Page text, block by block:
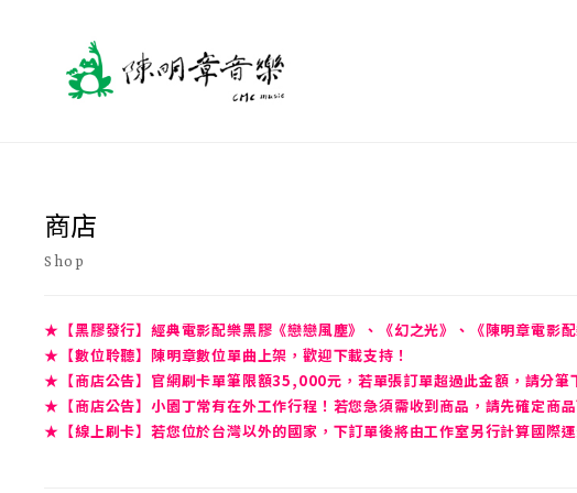
商店
Shop
★【黑膠發行】經典電影配樂黑膠《戀戀風塵》、《幻之光》、《陳明章電影
★【數位聆聽】陳明章數位單曲上架，歡迎下載支持！
★【商店公告】官網刷卡單筆限額35,000元，若單張訂單超過此金額，請分筆
★【商店公告】小園丁常有在外工作行程！若您急須需收到商品，請先確定
★【線上刷卡】若您位於台灣以外的國家，下訂單後將由工作室另行計算國際